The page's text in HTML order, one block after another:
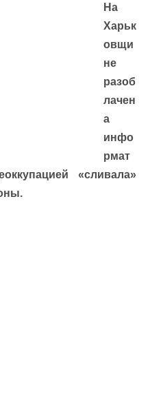
На
Харьк
овщи
не
разоб
лачен
а
инфо
рмат
«сливала»